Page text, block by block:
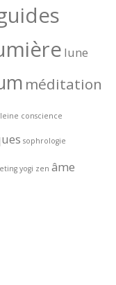
lune
méditation
conscience
sophrologie
yogi zen âme